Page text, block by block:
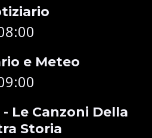
e Meteo
Le Canzoni Della
Storia